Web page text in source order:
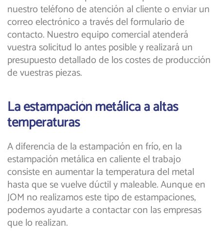
nuestro teléfono de atención al cliente o enviar un
correo electrónico a través del formulario de
contacto. Nuestro equipo comercial atenderá
vuestra solicitud lo antes posible y realizará un
presupuesto detallado de los costes de producción
de vuestras piezas.
La estampación metálica a altas
temperaturas
A diferencia de la estampación en frío, en la
estampación metálica en caliente el trabajo
consiste en aumentar la temperatura del metal
hasta que se vuelve dúctil y maleable. Aunque en
JOM no realizamos este tipo de estampaciones,
podemos ayudarte a contactar con las empresas
que lo realizan.